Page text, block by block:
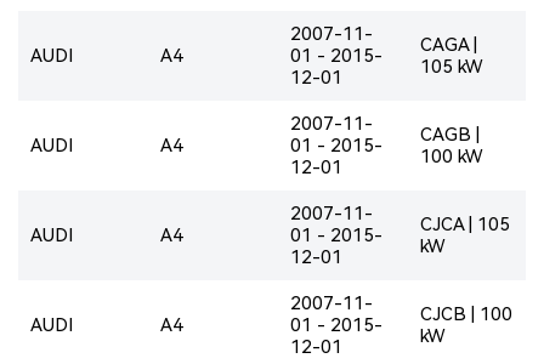
AUDI A4
2007-11-
01 - 2015-
12-01
CAGA |
105 kW
AUDI A4
2007-11-
01 - 2015-
12-01
CAGB |
100 kW
AUDI A4
2007-11-
01 - 2015-
12-01
CJCA | 105
kW
AUDI A4
2007-11-
01 - 2015-
12-01
CJCB | 100
kW